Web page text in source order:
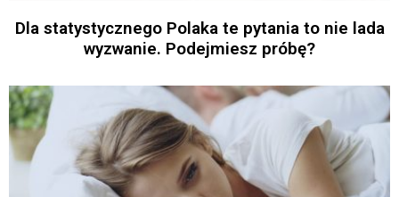
Dla statystycznego Polaka te pytania to nie lada
wyzwanie. Podejmiesz próbę?